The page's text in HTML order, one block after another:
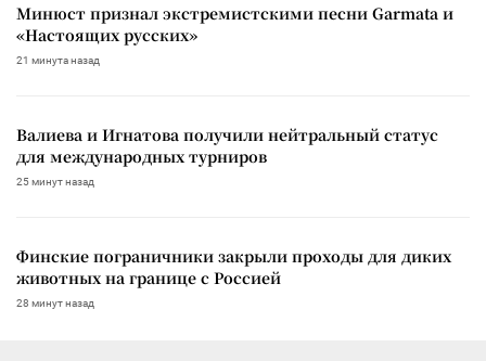
Минюст признал экстремистскими песни Garmata и
«Настоящих русских»
21 минута назад
Валиева и Игнатова получили нейтральный статус
для международных турниров
25 минут назад
Финские пограничники закрыли проходы для диких
животных на границе с Россией
28 минут назад